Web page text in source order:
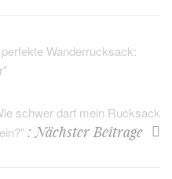
Wanderrucksack:
schwer darf mein Rucksack
: Nächster Beitrage